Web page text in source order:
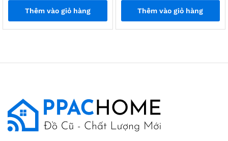
Thêm vào giỏ hàng Thêm vào giỏ hàng